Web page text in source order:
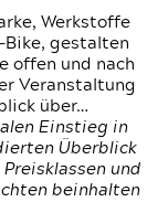
Werkstoffe
Bike, gestalten
offen und nach
Veranstaltung
über…
Einstieg in
Überblick
und
beinhalten